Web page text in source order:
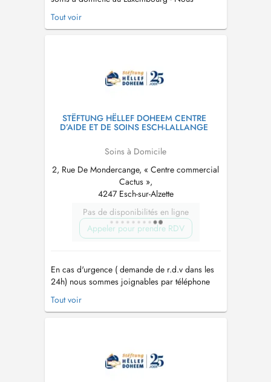
sommes joignables par téléphone 24h/24h au
40 20 80 2200 - Un service garanti 7 jours sur
Tout voir
STËFTUNG HËLLEF DOHEEM CENTRE
D’AIDE ET DE SOINS ESCH-LALLANGE
Soins à Domicile
2, Rue De Mondercange, « Centre commercial
Cactus »,
4247 Esch-sur-Alzette
Pas de disponibilités en ligne
Appeler pour prendre RDV
En cas d'urgence ( demande de r.d.v dans les
24h) nous sommes joignables par téléphone
24h/24 et 7j/7 au 40 20 80 22 00. - Depuis
1999 le plus grand réseau d'aide et de soins à
Tout voir